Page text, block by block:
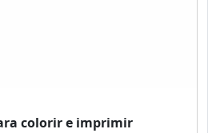
colorir e imprimir